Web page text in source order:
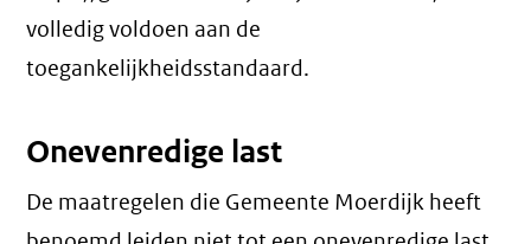
volledig voldoen aan de
toegankelijkheidsstandaard.
Onevenredige last
De maatregelen die Gemeente Moerdijk heeft